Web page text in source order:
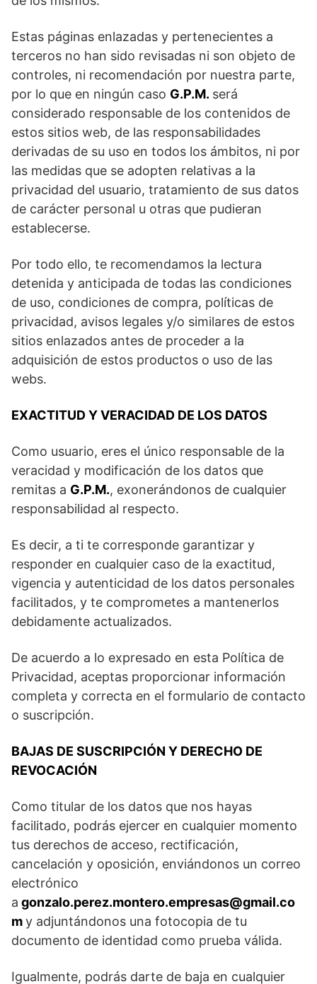
Estas páginas enlazadas y pertenecientes a
terceros no han sido revisadas ni son objeto de
controles, ni recomendación por nuestra parte,
por lo que en ningún caso G.P.M. será
considerado responsable de los contenidos de
estos sitios web, de las responsabilidades
derivadas de su uso en todos los ámbitos, ni por
las medidas que se adopten relativas a la
privacidad del usuario, tratamiento de sus datos
de carácter personal u otras que pudieran
establecerse.
Por todo ello, te recomendamos la lectura
detenida y anticipada de todas las condiciones
de uso, condiciones de compra, políticas de
privacidad, avisos legales y/o similares de estos
sitios enlazados antes de proceder a la
adquisición de estos productos o uso de las
webs.
EXACTITUD Y VERACIDAD DE LOS DATOS
Como usuario, eres el único responsable de la
veracidad y modificación de los datos que
remitas a G.P.M., exonerándonos de cualquier
responsabilidad al respecto.
Es decir, a ti te corresponde garantizar y
responder en cualquier caso de la exactitud,
vigencia y autenticidad de los datos personales
facilitados, y te comprometes a mantenerlos
debidamente actualizados.
De acuerdo a lo expresado en esta Política de
Privacidad, aceptas proporcionar información
completa y correcta en el formulario de contacto
o suscripción.
BAJAS DE SUSCRIPCIÓN Y DERECHO DE
REVOCACIÓN
Como titular de los datos que nos hayas
facilitado, podrás ejercer en cualquier momento
tus derechos de acceso, rectificación,
cancelación y oposición, enviándonos un correo
electrónico
a gonzalo.perez.montero.empresas@gmail.co
my adjuntándonos una fotocopia de tu
documento de identidad como prueba válida.
Igualmente, podrás darte de baja en cualquier